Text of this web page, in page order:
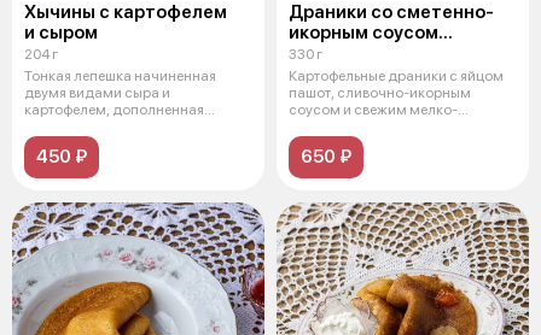
Хычины с картофелем
и сыром
204 г
Тонкая лепешка начиненная
двумя видами сыра и
картофелем, дополненная
450 ₽
Драники со сметенно-
икорным соусом
и щавелем
330 г
Картофельные драники с яйцом
пашот, сливочно-икорным
соусом и свежим мелко-
650 ₽